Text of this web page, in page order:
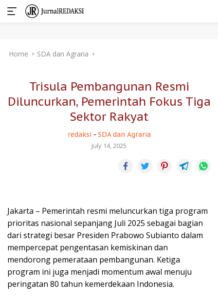
Home SDA dan Agraria
Trisula Pembangunan Resmi
Diluncurkan, Pemerintah Fokus Tiga
Sektor Rakyat
redaksi - SDA dan Agraria
July 14, 2025
Jakarta – Pemerintah resmi meluncurkan tiga program
prioritas nasional sepanjang Juli 2025 sebagai bagian
dari strategi besar Presiden Prabowo Subianto dalam
mempercepat pengentasan kemiskinan dan
mendorong pemerataan pembangunan. Ketiga
program ini juga menjadi momentum awal menuju
peringatan 80 tahun kemerdekaan Indonesia.